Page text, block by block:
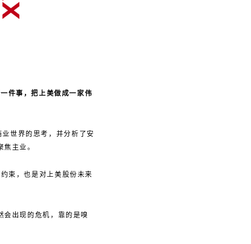
件事，把上美做成一家伟
世界的思考，并分析了安
主业。
束，也是对上美股份未来
会出现的危机，靠的是嗅